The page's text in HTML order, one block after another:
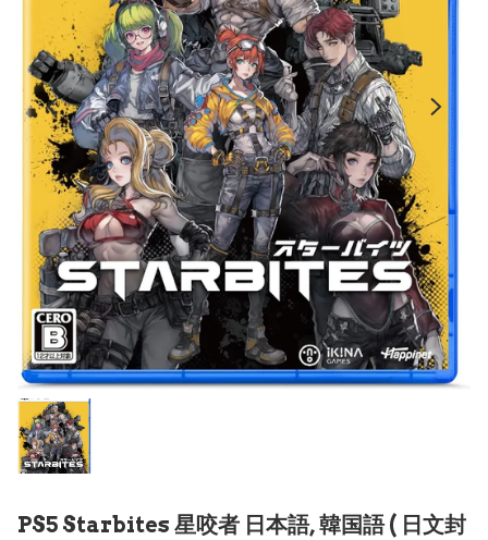
PS5 Starbites 星咬者 日本語, 韓国語 ( 日文封